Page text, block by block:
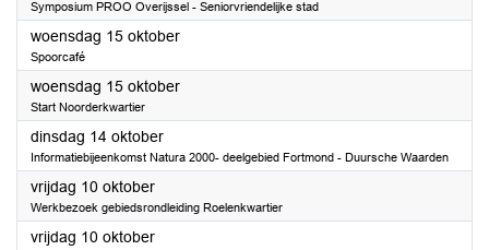
Symposium PROO Overijssel - Seniorvriendelijke stad
woensdag 15 oktober2025
Spoorcafé
woensdag 15 oktober2025
Start Noorderkwartier
dinsdag 14 oktober2025
Informatiebijeenkomst Natura 2000- deelgebied Fortmond - Duursche Waarden
vrijdag 10 oktober2025
Werkbezoek gebiedsrondleiding Roelenkwartier
vrijdag 10 oktober2025